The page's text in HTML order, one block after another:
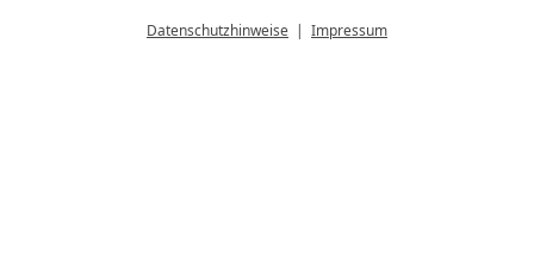
Datenschutzhinweise Impressum
GutscheineBuchen